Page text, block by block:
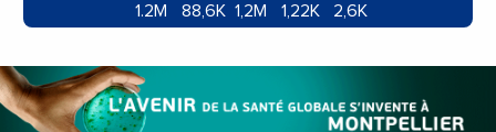
1.2M 88,6K 1,2M 1,22K 2,6K